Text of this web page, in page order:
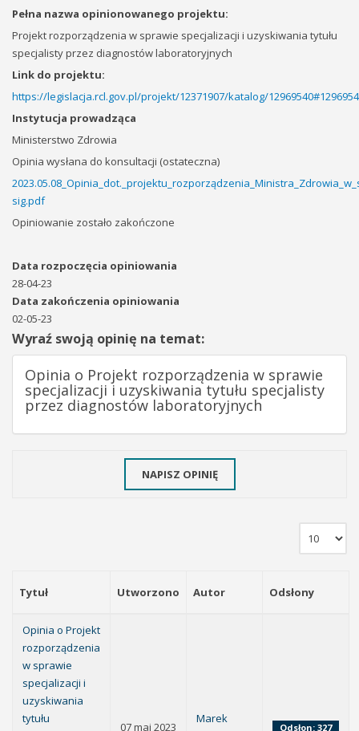
Pełna nazwa opinionowanego projektu:
Projekt rozporządzenia w sprawie specjalizacji i uzyskiwania tytułu
specjalisty przez diagnostów laboratoryjnych
Link do projektu:
https://legislacja.rcl.gov.pl/projekt/12371907/katalog/
Instytucja prowadząca
Ministerstwo Zdrowia
Opinia wysłana do konsultacji (ostateczna)
sig.pdf
Opiniowanie zostało zakończone
Data rozpoczęcia opiniowania
28-04-23
Data zakończenia opiniowania
02-05-23
Wyraź swoją opinię na temat:
Opinia o Projekt rozporządzenia w sprawie
specjalizacji i uzyskiwania tytułu specjalisty
przez diagnostów laboratoryjnych
NAPISZ OPINIĘ
Tytuł Utworzono Autor Odsłony
Opinia o Projekt
rozporządzenia
w sprawie
specjalizacji i
uzyskiwania
tytułu
07 maj 2023
Marek
Odsłon: 327